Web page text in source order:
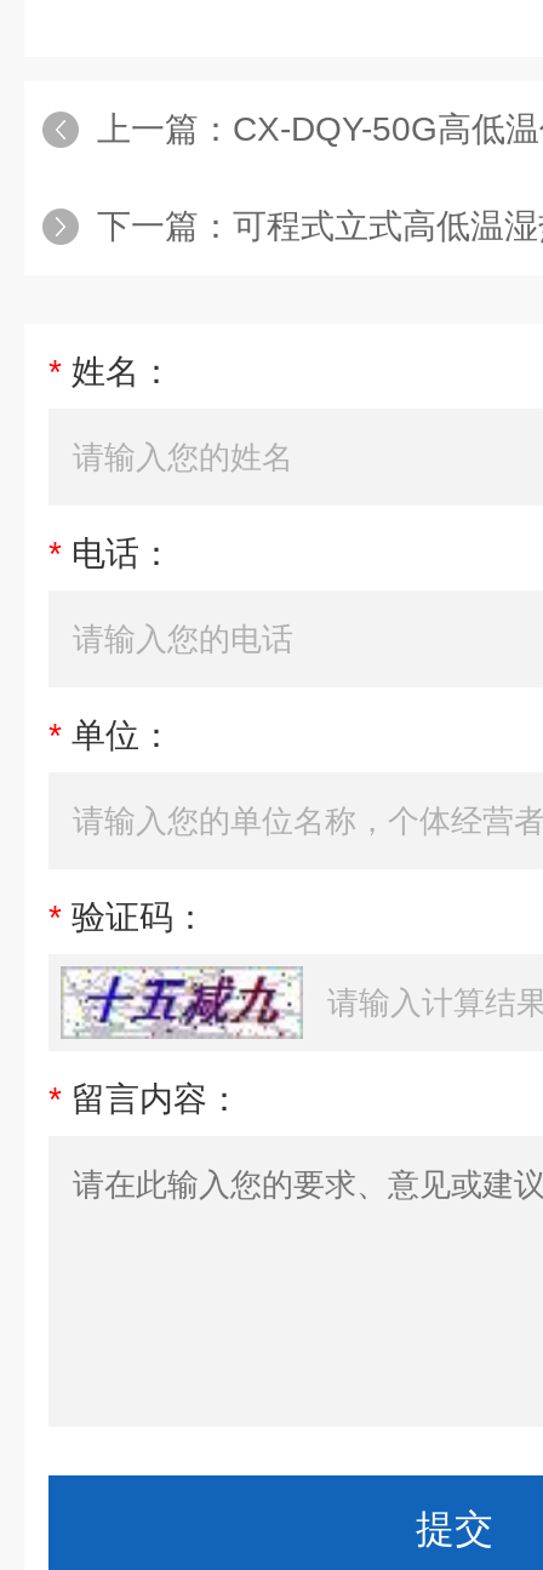
上一篇： CX-DQY-50G高低
下一篇： 可程式立式高低温
* 姓名：
* 电话：
* 单位：
* 验证码：
* 留言内容：